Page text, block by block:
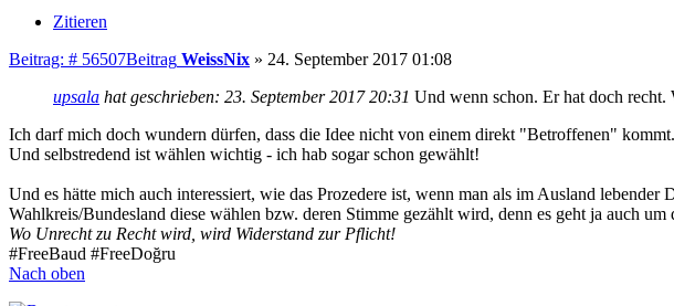
Zitieren
Beitrag: # 56507Beitrag WeissNix » 24. September 2017 01:08
upsala hat geschrieben: 23. September 2017 20:31 Und wenn schon. Er hat doch
Ich darf mich doch wundern dürfen, dass die Idee nicht von einem direkt "Betroffenen" kommt.
Und selbstredend ist wählen wichtig - ich hab sogar schon gewählt!
Und es hätte mich auch interessiert, wie das Prozedere ist, wenn man als im Ausland
Wahlkreis/Bundesland diese wählen bzw. deren Stimme gezählt wird, denn es geht ja auch
Wo Unrecht zu Recht wird, wird Widerstand zur Pflicht!
#FreeBaud #FreeDoğru
Nach oben